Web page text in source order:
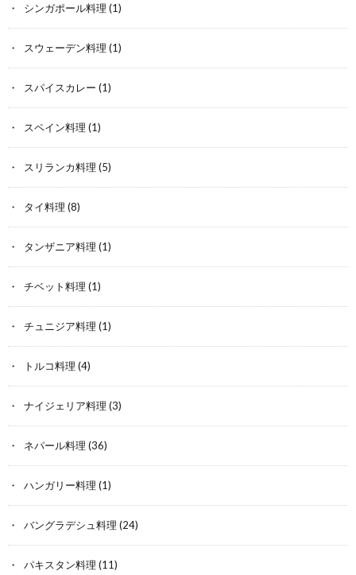
シンガポール料理 (1)
スウェーデン料理 (1)
スパイスカレー (1)
スペイン料理 (1)
スリランカ料理 (5)
タイ料理 (8)
タンザニア料理 (1)
チベット料理 (1)
チュニジア料理 (1)
トルコ料理 (4)
ナイジェリア料理 (3)
ネパール料理 (36)
ハンガリー料理 (1)
バングラデシュ料理 (24)
パキスタン料理 (11)